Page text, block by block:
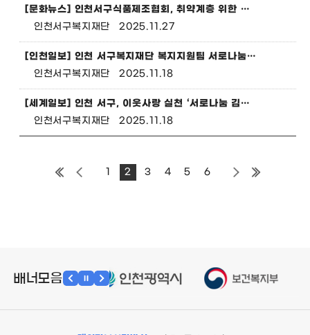
[문화뉴스] 인천서구식품제조협회, 취약계층 위한 김장김치 100박스 전달
인천서구복지재단
2025.11.27
[인천일보] 인천 서구복지재단 복지지원팀 서로나눔 김장 대축제 '성공 디딤돌'
인천서구복지재단
2025.11.18
[세계일보] 인천 서구, 이웃사랑 실천 ‘서로나눔 김장 대축제’ 성료
인천서구복지재단
2025.11.18
1 2 3 4 5 6
배너모음